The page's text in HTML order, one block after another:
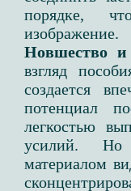
порядке,
изображение.
Новшество и
взгляд
создается
потенциал
легкостью
усилий. Но
материалом